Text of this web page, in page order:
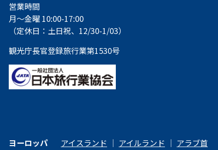
営業時間
月～金曜 10:00-17:00
（定休日：土日祝、12/30-1/03）
観光庁長官登録旅行業第1530号
ヨーロッパ アイスランド ｜ アイルランド ｜ アラブ首